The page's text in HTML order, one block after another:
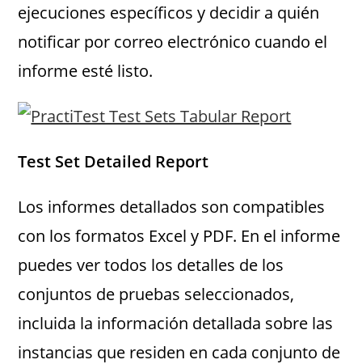
ejecuciones específicos y decidir a quién
notificar por correo electrónico cuando el
informe esté listo.
Test Set Detailed Report
Los informes detallados son compatibles
con los formatos Excel y PDF. En el informe
puedes ver todos los detalles de los
conjuntos de pruebas seleccionados,
incluida la información detallada sobre las
instancias que residen en cada conjunto de